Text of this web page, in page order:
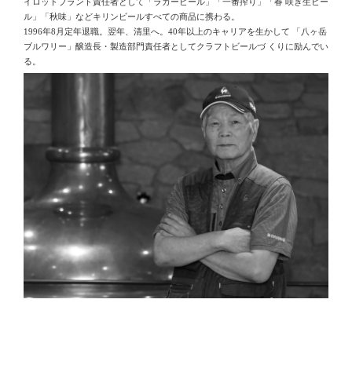
ル」「秋味」などキリンビールすべての商品に携わる。
1996年8月定年退職。翌年、清里へ。40年以上のキャリアを生かして 「八ヶ岳
ブルワリー」醸造長・製造部門責任者としてクラフトビールづ くりに励んでい
る。